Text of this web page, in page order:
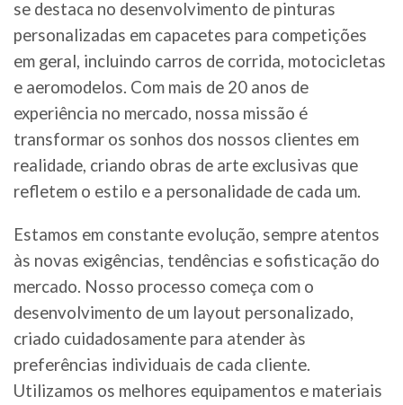
se destaca no desenvolvimento de pinturas
personalizadas em capacetes para competições
em geral, incluindo carros de corrida, motocicletas
e aeromodelos. Com mais de 20 anos de
experiência no mercado, nossa missão é
transformar os sonhos dos nossos clientes em
realidade, criando obras de arte exclusivas que
refletem o estilo e a personalidade de cada um.
Estamos em constante evolução, sempre atentos
às novas exigências, tendências e sofisticação do
mercado. Nosso processo começa com o
desenvolvimento de um layout personalizado,
criado cuidadosamente para atender às
preferências individuais de cada cliente.
Utilizamos os melhores equipamentos e materiais